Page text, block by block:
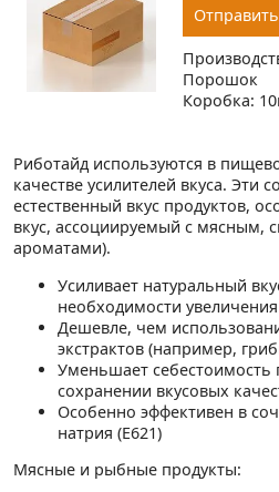
Порошок
Коробка:
Риботайд используются в
качестве усилителей вкуса. Эти
естественный вкус продуктов,
вкус, ассоциируемый с мясным,
ароматами).
Усиливает натуральный
необходимости
Дешевле, чем
экстрактов (например,
Уменьшает себестоимость
сохранении вкусовых
Особенно эффективен в
натрия (E621)
Мясные и рыбные продукты: